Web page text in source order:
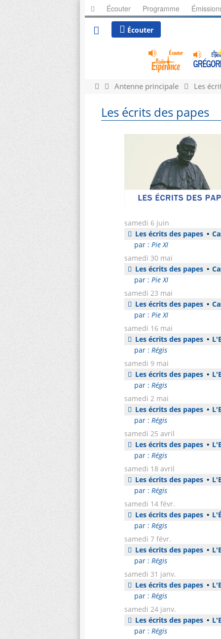
Écouter Programme
Écouter
Antenne principale Les
Les écrits des papes
samedi 6 juin
Les écrits des papes •
par : Pie XI
samedi 30 mai
Les écrits des papes •
par : Pie XI
samedi 23 mai
Les écrits des papes •
par : Pie XI
samedi 16 mai
Les écrits des papes •
par : Régis
samedi 9 mai
Les écrits des papes •
par : Régis
samedi 2 mai
Les écrits des papes •
par : Régis
samedi 25 avril
Les écrits des papes •
par : Régis
samedi 18 avril
Les écrits des papes •
par : Régis
samedi 14 févr.
Les écrits des papes •
par : Régis
samedi 7 févr.
Les écrits des papes •
par : Régis
samedi 31 janv.
Les écrits des papes •
par : Régis
samedi 24 janv.
Les écrits des papes •
par : Régis